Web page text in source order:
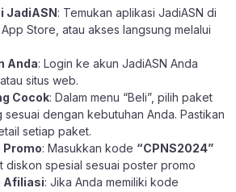
JadiASN: Temukan aplikasi JadiASN di
App Store , atau akses langsung melalui
Anda: Login ke akun JadiASN Anda
situs web.
Cocok: Dalam menu “Beli”, pilih paket
sesuai dengan kebutuhan Anda. Pastikan
setiap paket.
Promo: Masukkan kode “CPNS2024”
diskon spesial sesuai poster promo
Afiliasi: Jika Anda memiliki kode